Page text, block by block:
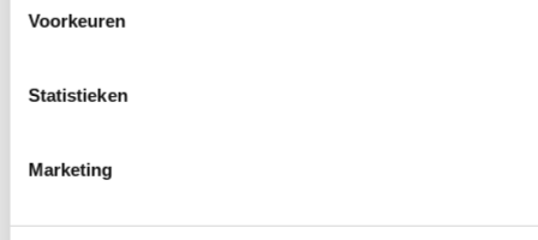
Voorkeuren
Statistieken
Marketing
0producten beschikbaar
Big brake kits